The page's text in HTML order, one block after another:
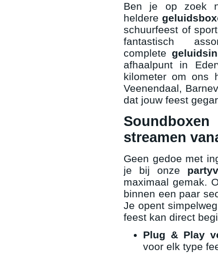
Ben je op zoek
heldere
schuurfeest of
fantastisch
complete
afhaalpunt in
kilometer om ons
Veenendaal,
dat jouw feest
streamen
Geen gedoe met
je bij onze
maximaal gemak.
binnen een paar
Je opent
feest kan direct
Plug & Play
voor elk type